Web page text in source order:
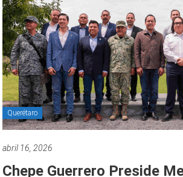
Querétaro
abril 16, 2026
Chepe Guerrero Preside